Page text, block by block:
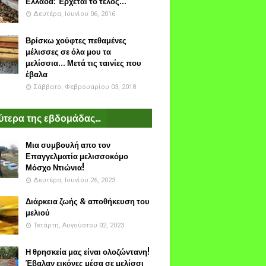
Δευτέρα, Ιουνίου 06, 2016
Βρίσκω χούφτες πεθαμένες
μέλισσες σε όλα μου τα
μελίσσια... Μετά τις ταινίες που
έβαλα
Σάββατο, Φεβρουαρίου 03, 2018
της εβδομάδας...
Μια συμβουλή απο τον
Επαγγελματία μελισσοκόμο
Μόσχο Ντιώνια!
Δευτέρα, Ιουνίου 26, 2023
Διάρκεια ζωής & αποθήκευση του
μελιού
Τετάρτη, Αυγούστου 02, 2023
Η θρησκεία μας είναι ολοζώντανη!
Έβαλαν εικόνες μέσα σε μελίσσι